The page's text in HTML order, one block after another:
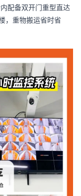
配备双开门重型直达
，重物搬运省时省